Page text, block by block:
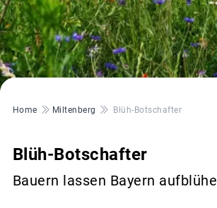
Pfadnavigation
Home Miltenberg Blüh-Botschafter
Blüh-Botschafter
Bauern lassen Bayern